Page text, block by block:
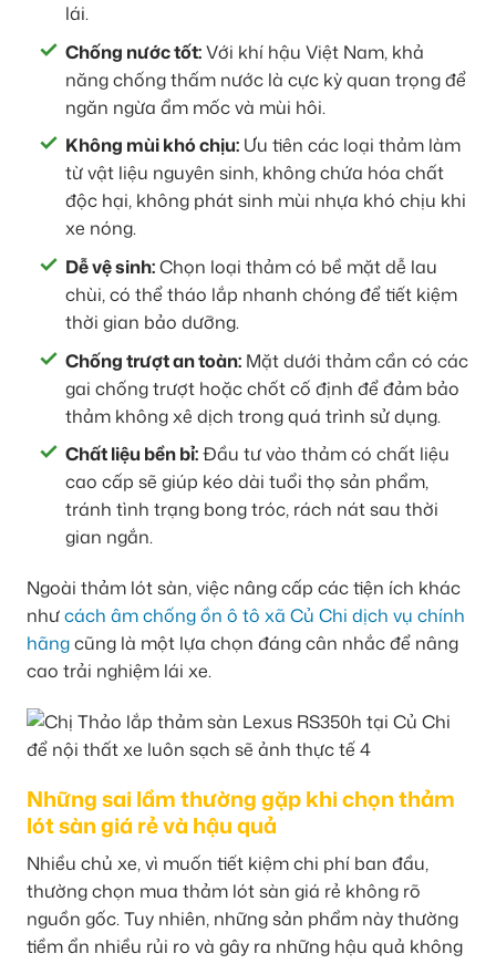
lái.
Chống nước tốt:Với khí hậu Việt Nam, khả
năng chống thấm nước là cực kỳ quan trọng để
ngăn ngừa ẩm mốc và mùi hôi.
Không mùi khó chịu: Ưu tiên các loại thảm làm
từ vật liệu nguyên sinh, không chứa hóa chất
độc hại, không phát sinh mùi nhựa khó chịu khi
xe nóng.
Dễ vệ sinh:Chọn loại thảm có bề mặt dễ lau
chùi, có thể tháo lắp nhanh chóng để tiết kiệm
thời gian bảo dưỡng.
Chống trượt an toàn: Mặt dưới thảm cần có các
gai chống trượt hoặc chốt cố định để đảm bảo
thảm không xê dịch trong quá trình sử dụng.
Chất liệu bền bỉ:Đầu tư vào thảm có chất liệu
cao cấp sẽ giúp kéo dài tuổi thọ sản phẩm,
tránh tình trạng bong tróc, rách nát sau thời
gian ngắn.
Ngoài thảm lót sàn, việc nâng cấp các tiện ích khác
nhưcách âm chống ồn ô tô xã Củ Chi dịch vụ chính
hãngcũng là một lựa chọn đáng cân nhắc để nâng
cao trải nghiệm lái xe.
Những sai lầm thường gặp khi chọn thảm
lót sàn giá rẻ và hậu quả
Nhiều chủ xe, vì muốn tiết kiệm chi phí ban đầu,
thường chọn mua thảm lót sàn giá rẻ không rõ
nguồn gốc. Tuy nhiên, những sản phẩm này thường
tiềm ẩn nhiều rủi ro và gây ra những hậu quả không